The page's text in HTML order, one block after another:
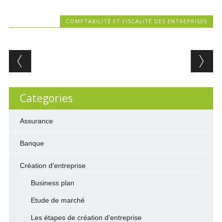
COMPTABILITÉ ET FISCALITÉ DES ENTREPRISES
Post navigation
Categories
Assurance
Banque
Création d'entreprise
Business plan
Etude de marché
Les étapes de création d'entreprise